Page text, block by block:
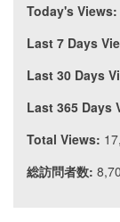
Today's Views:
Last 7 Days
Last 30 Days
Last 365 Days
Total Views:
総訪問者数: